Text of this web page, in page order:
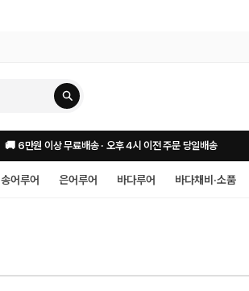
🚚 6만원 이상 무료배송 · 오후 4시 이전 주문 당일배송
송어루어 은어루어 바다루어 바다채비·소품